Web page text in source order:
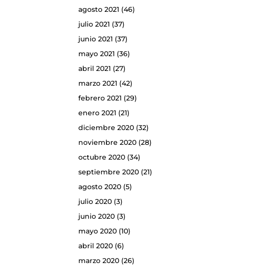
agosto 2021 (46)
julio 2021 (37)
junio 2021 (37)
mayo 2021 (36)
abril 2021 (27)
marzo 2021 (42)
febrero 2021 (29)
enero 2021 (21)
diciembre 2020(32)
noviembre 2020(28)
octubre 2020(34)
septiembre 2020(21)
agosto 2020(5)
julio 2020(3)
junio 2020(3)
mayo 2020(10)
abril 2020(6)
marzo 2020(26)